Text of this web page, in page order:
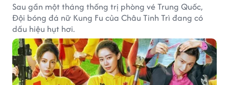
Sau gần một tháng thống trị phòng vé Trung Quốc,
Đội bóng đá nữ Kung Fu của Châu Tinh Trì đang có
dấu hiệu hụt hơi.